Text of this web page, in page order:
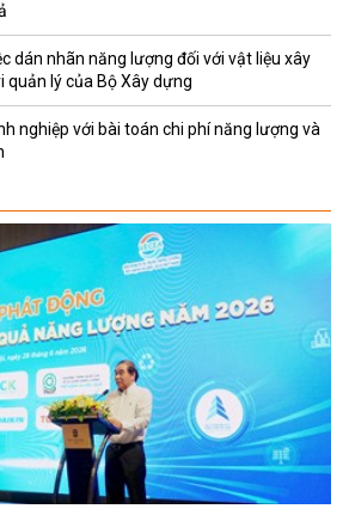
dán nhãn năng lượng đối với vật liệu xây
lý của Bộ Xây dựng
nghiệp với bài toán chi phí năng lượng và